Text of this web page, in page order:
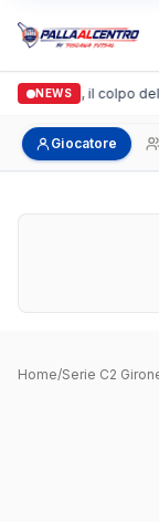
NEWS
Arpi Nova, il colpo
Giocatore
Home/Serie C2